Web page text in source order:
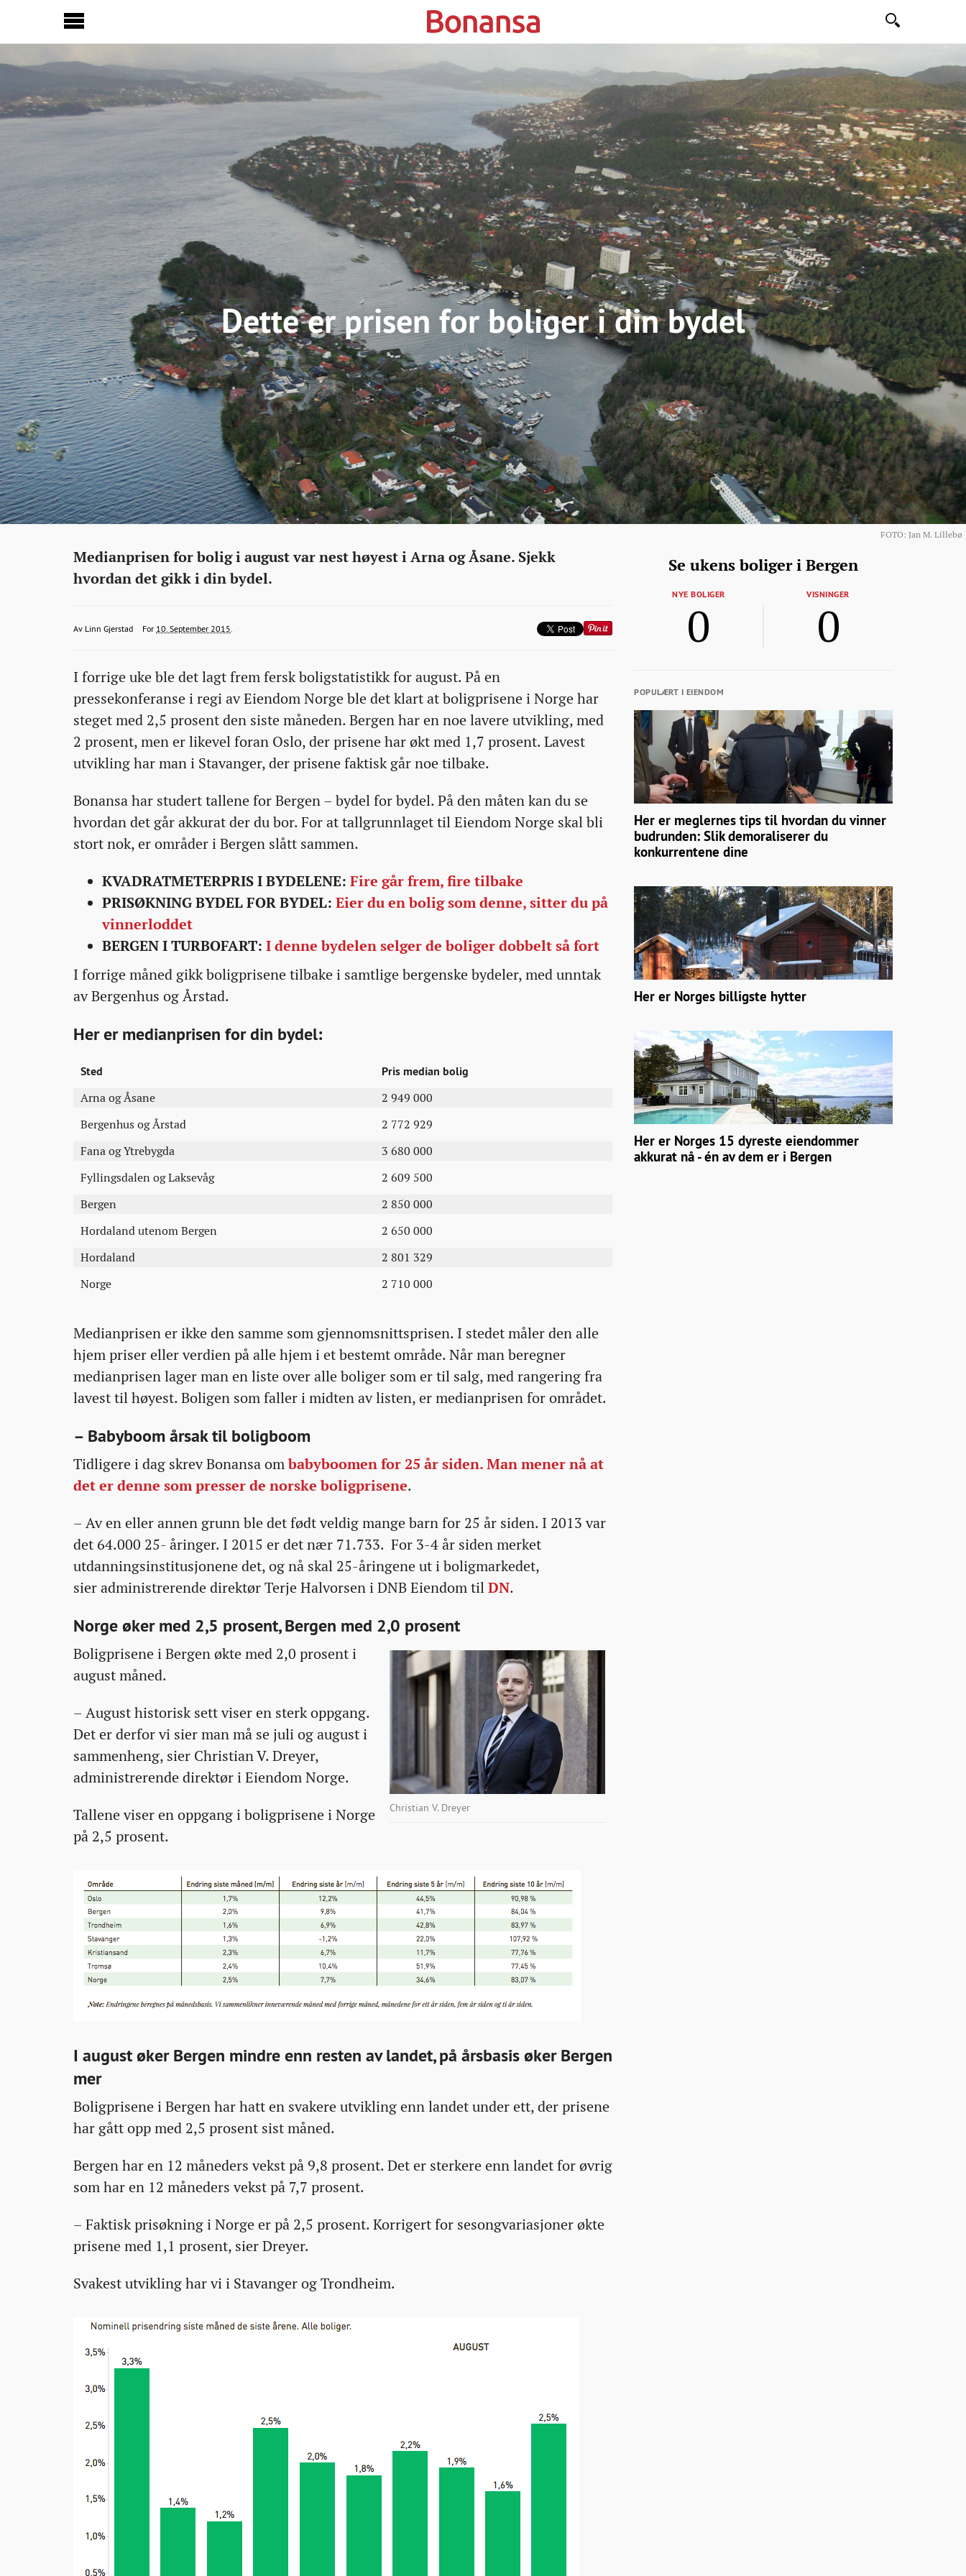
Søk
Dette er prisen for boliger i din bydel
FOTO: Jan M. Lillebø
Eiendom
http://bonansa.no/artikkel/dette-
er-
din-
bydel/
Medianprisen for bolig i august var nest høyest i Arna og Åsane. Sjekk
hvordan det gikk i din bydel.
Av Linn Gjerstadlinn.gjerstad@bt.no
2015-
10T05:00:53+00:00
2015-
10T05:00:53+00:00
2015-
03T14:06:48+00:00
For 10. September 2015.
I forrige uke ble det lagt frem fersk boligstatistikk for august. På en
pressekonferanse i regi av Eiendom Norge ble det klart at boligprisene i Norge har
steget med 2,5 prosent den siste måneden. Bergen har en noe lavere utvikling, med
2 prosent, men er likevel foran Oslo, der prisene har økt med 1,7 prosent. Lavest
utvikling har man i Stavanger, der prisene faktisk går noe tilbake.
Bonansa har studert tallene for Bergen – bydel for bydel. På den måten kan du se
hvordan det går akkurat der du bor. For at tallgrunnlaget til Eiendom Norge skal bli
stort nok, er områder i Bergen slått sammen.
KVADRATMETERPRIS I BYDELENE: Fire går frem, fire tilbake
PRISØKNING BYDEL FOR BYDEL: Eier du en bolig som denne, sitter du på
vinnerloddet
BERGEN I TURBOFART: I denne bydelen selger de boliger dobbelt så fort
I forrige måned gikk boligprisene tilbake i samtlige bergenske bydeler, med unntak
av Bergenhus og Årstad.
Her er medianprisen for din bydel:
Sted
Pris median bolig
Arna og Åsane
2 949 000
Bergenhus og Årstad
2 772 929
Fana og Ytrebygda
3 680 000
Fyllingsdalen og Laksevåg
2 609 500
Bergen
2 850 000
Hordaland utenom Bergen
2 650 000
Hordaland
2 801 329
Norge
2 710 000
Medianprisen er ikke den samme som gjennomsnittsprisen. I stedet måler den alle
hjem priser eller verdien på alle hjem i et bestemt område. Når man beregner
medianprisen lager man en liste over alle boliger som er til salg, med rangering fra
lavest til høyest. Boligen som faller i midten av listen, er medianprisen for området.
– Babyboom årsak til boligboom
Tidligere i dag skrev Bonansa ombabyboomen for 25 år siden. Man mener nå at
det er denne som presser de norske boligprisene.
– Av en eller annen grunn ble det født veldig mange barn for 25 år siden. I 2013 var
det 64.000 25- åringer. I 2015 er det nær 71.733. For 3-4 år siden merket
utdanningsinstitusjonene det, og nå skal 25-åringene ut i boligmarkedet,
sier administrerende direktør Terje Halvorsen i DNB Eiendom tilDN.
Norge øker med 2,5 prosent, Bergen med 2,0 prosent
Christian V. Dreyer
Boligprisene i Bergen økte med 2,0 prosent i
august måned.
– August historisk sett viser en sterk oppgang.
Det er derfor vi sier man må se juli og august i
sammenheng, sier Christian V. Dreyer,
administrerende direktør i Eiendom Norge.
Tallene viser en oppgang i boligprisene i Norge
på 2,5 prosent.
I august øker Bergen mindre enn resten av landet, på årsbasis øker Bergen
mer
Boligprisene i Bergen har hatt en svakere utvikling enn landet under ett, der prisene
har gått opp med 2,5 prosent sist måned.
Bergen har en 12 måneders vekst på 9,8 prosent. Det er sterkere enn landet for øvrig
som har en 12 måneders vekst på 7,7 prosent.
– Faktisk prisøkning i Norge er på 2,5 prosent. Korrigert for sesongvariasjoner økte
prisene med 1,1 prosent, sier Dreyer.
Svakest utvikling har vi i Stavanger og Trondheim.
Se ukens boliger i Bergen
NYE BOLIGER
0
VISNINGER
0
POPULÆRT I EIENDOM
Her er meglernes tips til hvordan du vinner
budrunden: Slik demoraliserer du
konkurrentene dine
Her er Norges billigste hytter
Her er Norges 15 dyreste eiendommer
akkurat nå - én av dem er i Bergen